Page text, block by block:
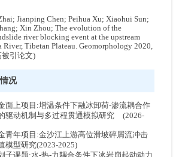
Jianping Chen; Peihua Xu; Xiaohui Sun;
Xin Zhou; The evolution of the
river blocking event at the upstream
River, Tibetan Plateau. Geomorphology 2020,
被引论文)
况
面上项目:增温条件下融冰卸荷-渗流耦合作
驱动机制与多过程贯通模拟研究 (2026-
青年项目:金沙江上游高位滑坡碎屑流冲击
模型研究(2023-2025)